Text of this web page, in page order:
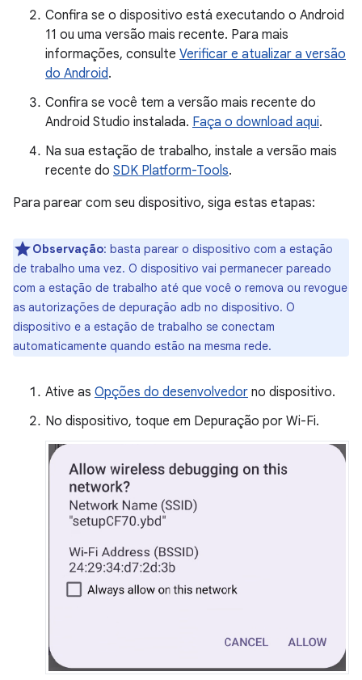
Confira se o dispositivo está executando o Android
11 ou uma versão mais recente. Para mais
informações, consulte Verificar e atualizar a versão
do Android.
Confira se você tem a versão mais recente do
Android Studio instalada. Faça o download aqui.
Na sua estação de trabalho, instale a versão mais
recente do SDK Platform-Tools.
Para parear com seu dispositivo, siga estas etapas:
Observação: basta parear o dispositivo com a estação
de trabalho uma vez. O dispositivo vai permanecer pareado
com a estação de trabalho até que você o remova ou revogue
as autorizações de depuração adb no dispositivo. O
dispositivo e a estação de trabalho se conectam
automaticamente quando estão na mesma rede.
Ative as Opções do desenvolvedor no dispositivo.
No dispositivo, toque em Depuração por Wi-Fi.